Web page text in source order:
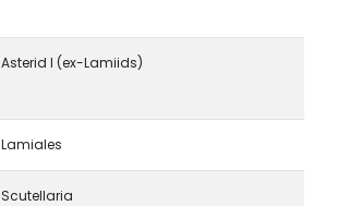
Asterid I (ex-Lamiids)
Lamiales
Scutellaria